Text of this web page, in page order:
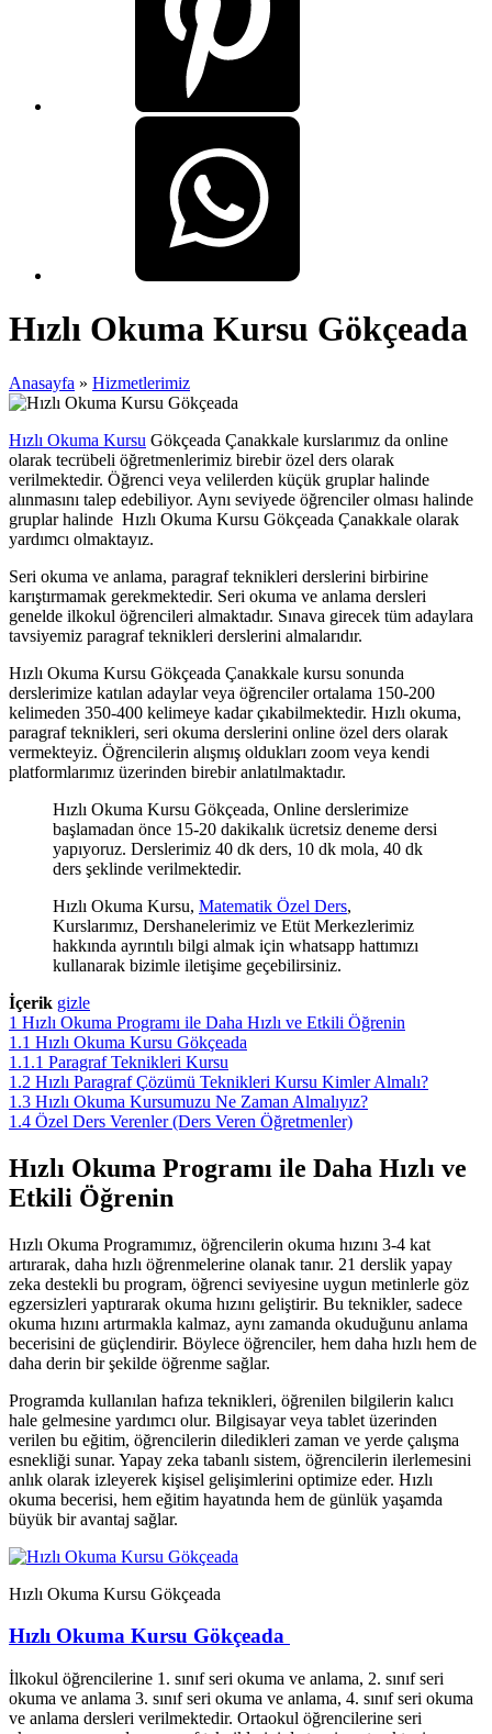
Hızlı Okuma Kursu Gökçeada
Anasayfa » Hizmetlerimiz
Hızlı Okuma Kursu Gökçeada Çanakkale kurslarımız da online
olarak tecrübeli öğretmenlerimiz birebir özel ders olarak
verilmektedir. Öğrenci veya velilerden küçük gruplar halinde
alınmasını talep edebiliyor. Aynı seviyede öğrenciler olması halinde
gruplar halinde Hızlı Okuma Kursu Gökçeada Çanakkale olarak
yardımcı olmaktayız.
Seri okuma ve anlama, paragraf teknikleri derslerini birbirine
karıştırmamak gerekmektedir. Seri okuma ve anlama dersleri
genelde ilkokul öğrencileri almaktadır. Sınava girecek tüm adaylara
tavsiyemiz paragraf teknikleri derslerini almalarıdır.
Hızlı Okuma Kursu Gökçeada Çanakkale kursu sonunda
derslerimize katılan adaylar veya öğrenciler ortalama 150-200
kelimeden 350-400 kelimeye kadar çıkabilmektedir. Hızlı okuma,
paragraf teknikleri, seri okuma derslerini online özel ders olarak
vermekteyiz. Öğrencilerin alışmış oldukları zoom veya kendi
platformlarımız üzerinden birebir anlatılmaktadır.
Hızlı Okuma Kursu Gökçeada, Online derslerimize
başlamadan önce 15-20 dakikalık ücretsiz deneme dersi
yapıyoruz. Derslerimiz 40 dk ders, 10 dk mola, 40 dk
ders şeklinde verilmektedir.
Hızlı Okuma Kursu, Matematik Özel Ders,
Kurslarımız, Dershanelerimiz ve Etüt Merkezlerimiz
hakkında ayrıntılı bilgi almak için whatsapp hattımızı
kullanarak bizimle iletişime geçebilirsiniz.
İçerik gizle
1 Hızlı Okuma Programı ile Daha Hızlı ve Etkili Öğrenin
1.1 Hızlı Okuma Kursu Gökçeada
1.1.1 Paragraf Teknikleri Kursu
1.2 Hızlı Paragraf Çözümü Teknikleri Kursu Kimler Almalı?
1.3 Hızlı Okuma Kursumuzu Ne Zaman Almalıyız?
1.4 Özel Ders Verenler (Ders Veren Öğretmenler)
Hızlı Okuma Programı ile Daha Hızlı ve
Etkili Öğrenin
Hızlı Okuma Programımız, öğrencilerin okuma hızını 3-4 kat
artırarak, daha hızlı öğrenmelerine olanak tanır. 21 derslik yapay
zeka destekli bu program, öğrenci seviyesine uygun metinlerle göz
egzersizleri yaptırarak okuma hızını geliştirir. Bu teknikler, sadece
okuma hızını artırmakla kalmaz, aynı zamanda okuduğunu anlama
becerisini de güçlendirir. Böylece öğrenciler, hem daha hızlı hem de
daha derin bir şekilde öğrenme sağlar.
Programda kullanılan hafıza teknikleri, öğrenilen bilgilerin kalıcı
hale gelmesine yardımcı olur. Bilgisayar veya tablet üzerinden
verilen bu eğitim, öğrencilerin diledikleri zaman ve yerde çalışma
esnekliği sunar. Yapay zeka tabanlı sistem, öğrencilerin ilerlemesini
anlık olarak izleyerek kişisel gelişimlerini optimize eder. Hızlı
okuma becerisi, hem eğitim hayatında hem de günlük yaşamda
büyük bir avantaj sağlar.
Hızlı Okuma Kursu Gökçeada
Hızlı Okuma Kursu Gökçeada
İlkokul öğrencilerine 1. sınıf seri okuma ve anlama, 2. sınıf seri
okuma ve anlama 3. sınıf seri okuma ve anlama, 4. sınıf seri okuma
ve anlama dersleri verilmektedir. Ortaokul öğrencilerine seri